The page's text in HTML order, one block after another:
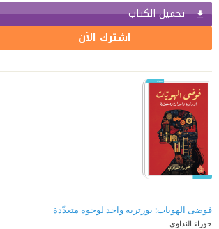
تحميل الكتاب
اشترك الآن
فوضى الهويات: بورتريه واحد لوجوه متعدّدة
حوراء النداوي